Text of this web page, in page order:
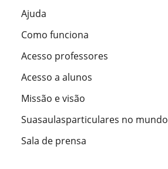
Ajuda
Como funciona
Acesso professores
Acesso a alunos
Missão e visão
Suasaulasparticulares no mundo
Sala de prensa